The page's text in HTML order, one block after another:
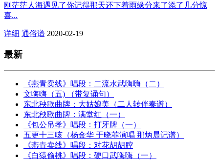
刚茫茫人海遇见了你记得那天还下着雨缘分来了添了几分惊
喜...
详细 通俗谱 2020-02-19
最新
《燕青卖线》唱段：二流水武嗨嗨（二）
文嗨嗨（五) （带复诵句）
东北秧歌曲牌：大姑娘美（二人转伴奏谱）
东北秧歌曲牌：满堂红（一）
《包公吊孝》唱段：打牙牌（一）
五更十三咳（杨金华 于晓菲演唱 那炳晨记谱）
《燕青卖线》唱段：对花胡胡腔
《白猿偷桃》唱段：硬口武嗨嗨（一）